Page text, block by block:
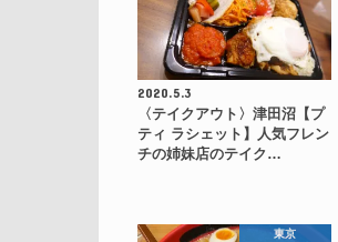
2020.5.3
〈テイクアウト〉津田沼【プ
ティ ラシェット】人気フレン
チの姉妹店のテイク…
東京